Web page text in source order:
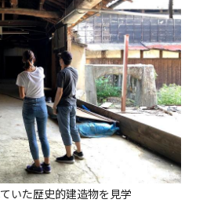
いた歴史的建造物を見学